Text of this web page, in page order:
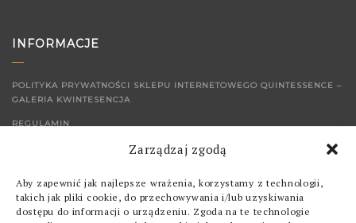
Zarządzaj zgodą
Aby zapewnić jak najlepsze wrażenia, korzystamy z technologii,
takich jak pliki cookie, do przechowywania i/lub uzyskiwania
dostępu do informacji o urządzeniu. Zgoda na te technologie
INFORMACJE
POLITYKA PRYWATNOŚCI SKLEPU INTERNETOWEGO QUINTESSENCE –
GALERIA KWINTESENCJA
REGULAMIN
SKLEP